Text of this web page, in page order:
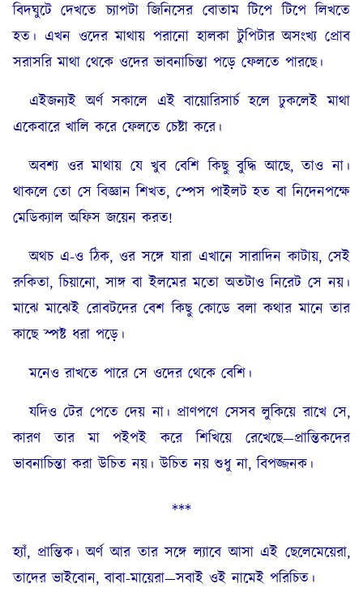
বিদঘুটে দেখতে চ্যাপটা জিনিসের বোতাম টিপে টিপে লিখতে
হত। এখন ওদের মাথায় পরানো হালকা টুপিটার অসংখ্য প্রোব
সরাসরি মাথা থেকে ওদের ভাবনাচিন্তা পড়ে ফেলতে পারছে।
এইজন্যই অর্ণ সকালে এই বায়োরিসার্চ হলে ঢুকলেই মাথা
একেবারে খালি করে ফেলতে চেষ্টা করে।
অবশ্য ওর মাথায় যে খুব বেশি কিছু বুদ্ধি আছে, তাও না।
থাকলে তো সে বিজ্ঞান শিখত, স্পেস পাইলট হত বা নিদেনপক্ষে
মেডিক্যাল অফিস জয়েন করত!
অথচ এ-ও ঠিক, ওর সঙ্গে যারা এখানে সারাদিন কাটায়, সেই
রুকিতা, চিয়ানো, সাঙ্গ বা ইলমের মতো অতটাও নিরেট সে নয়।
মাঝে মাঝেই রোবটদের বেশ কিছু কোডে বলা কথার মানে তার
কাছে স্পষ্ট ধরা পড়ে।
মনেও রাখতে পারে সে ওদের থেকে বেশি।
যদিও টের পেতে দেয় না। প্রাণপণে সেসব লুকিয়ে রাখে সে,
কারণ তার মা পইপই করে শিখিয়ে রেখেছে—প্রান্তিকদের
ভাবনাচিন্তা করা উচিত নয়। উচিত নয় শুধু না, বিপজ্জনক।
***
হ্যাঁ, প্রান্তিক। অর্ণ আর তার সঙ্গে ল্যাবে আসা এই ছেলেমেয়েরা,
তাদের ভাইবোন, বাবা-মায়েরা—সবাই ওই নামেই পরিচিত।